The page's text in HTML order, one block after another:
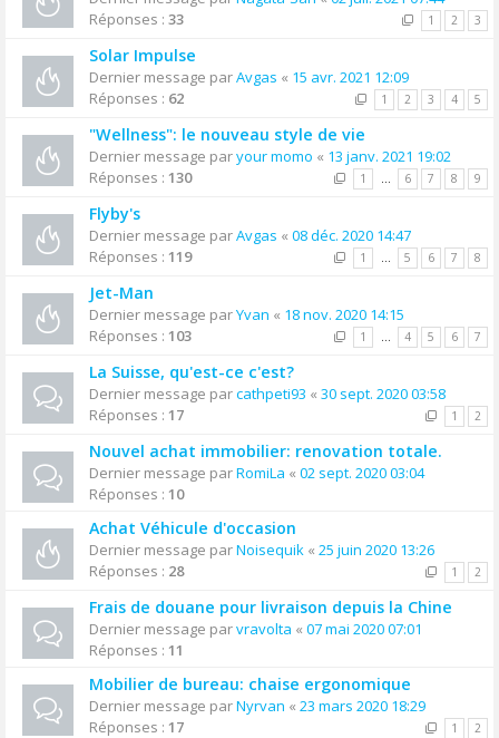
Réponses : 33 1 2 3
Solar Impulse
Dernier message parAvgas « 15 avr. 2021 12:09
Réponses : 62 1 2 3 4 5
"Wellness": le nouveau style de vie
Dernier message paryour momo « 13 janv. 2021 19:02
Réponses : 130 1 … 6 7 8 9
Flyby's
Dernier message parAvgas « 08 déc. 2020 14:47
Réponses : 119 1 … 5 6 7 8
Jet-Man
Dernier message parYvan « 18 nov. 2020 14:15
Réponses : 103 1 … 4 5 6 7
La Suisse, qu'est-ce c'est?
Dernier message parcathpeti93 « 30 sept. 2020 03:58
Réponses : 17 1 2
Nouvel achat immobilier: renovation totale.
Dernier message parRomiLa « 02 sept. 2020 03:04
Réponses : 10
Achat Véhicule d'occasion
Dernier message parNoisequik « 25 juin 2020 13:26
Réponses : 28 1 2
Frais de douane pour livraison depuis la Chine
Dernier message parvravolta « 07 mai 2020 07:01
Réponses : 11
Mobilier de bureau: chaise ergonomique
Dernier message parNyrvan « 23 mars 2020 18:29
Réponses : 17 1 2